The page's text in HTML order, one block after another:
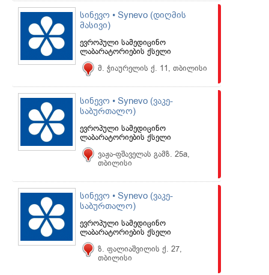
სინევო • Synevo (დიღმის
მასივი)
ევროპული სამედიცინო
ლაბარატორიების ქსელი
მ. ჭიაურელის ქ. 11, თბილისი
სინევო • Synevo (ვაკე-
საბურთალო)
ევროპული სამედიცინო
ლაბარატორიების ქსელი
ვაჟა-ფშაველას გამზ. 25a,
თბილისი
სინევო • Synevo (ვაკე-
საბურთალო)
ევროპული სამედიცინო
ლაბარატორიების ქსელი
ზ. ფალიაშვილის ქ. 27,
თბილისი